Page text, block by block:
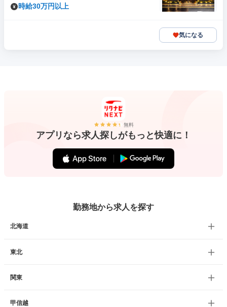
時給30万円以上
気になる
無料
アプリなら求人探しがもっと快適に！
勤務地から求人を探す
北海道
東北
関東
甲信越